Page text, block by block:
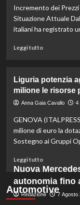
milioni
per
le
colpite
da
calamità.
Incremento dei
Situazione Attuale
italiani ha registrato
Leggi tuttoLeggi
e
salute:
mangiare
bene
con
ridotto
l’esperta
Liguria potenzia
milione le risorse
Anna Gaia Cavallo 4
GENOVA
milione di euro la
Sostegno ai Gruppi
Leggi tuttoLeggi
di
più
su
Liguria
Automotive
Nuova
autonomia fino
Redazione 7 Agosto